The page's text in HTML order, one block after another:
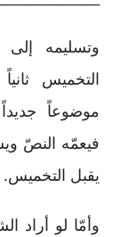
وتسليمه
التخميس
موضوعاً
فيعمّه النصّ
يقبل التخميس.
وأمّا لو أراد